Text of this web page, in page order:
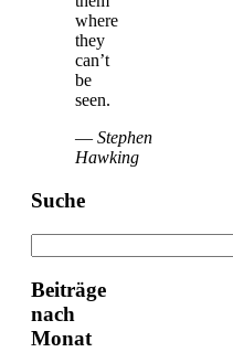
where
they
can’t
be
seen.
— Stephen
Hawking
Suche
Beiträge
nach
Monat